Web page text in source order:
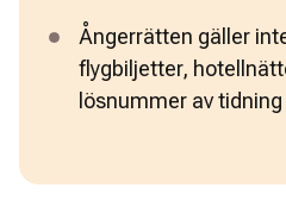
Ångerrätten gäller
flygbiljetter,
lösnummer av